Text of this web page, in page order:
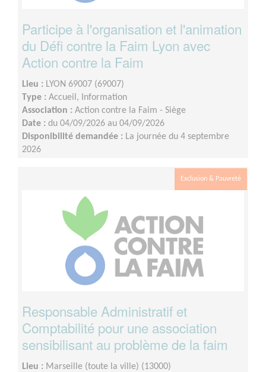
Participe à l'organisation et l'animation
du Défi contre la Faim Lyon avec
Action contre la Faim
Lieu : LYON 69007 (69007)
Type : Accueil, Information
Association : Action contre la Faim - Siège
Date : du 04/09/2026 au 04/09/2026
Disponibilité demandée : La journée du 4 septembre
2026
Exclusion & Pauvreté
Responsable Administratif et
Comptabilité pour une association
sensibilisant au problème de la faim
Lieu : Marseille (toute la ville) (13000)